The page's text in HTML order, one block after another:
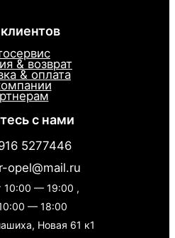
& возврат
& оплата
с нами
5277446
opel@mail.ru
10:00 — 19:00 ,
— 18:00
Новая 61 к1